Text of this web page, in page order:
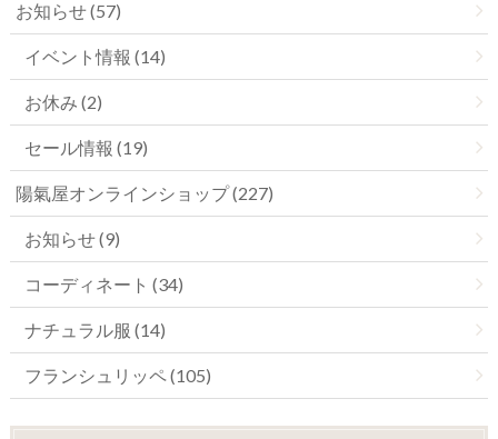
お知らせ (57)
イベント情報 (14)
お休み (2)
セール情報 (19)
陽氣屋オンラインショップ (227)
お知らせ (9)
コーディネート (34)
ナチュラル服 (14)
フランシュリッペ (105)